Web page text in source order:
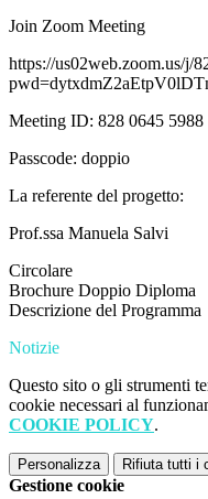
Join Zoom Meeting
https://us02web.zoom.us/j/
Meeting ID: 828 0645 5988
Passcode: doppio
La referente del progetto:
Prof.ssa Manuela Salvi
Circolare
Brochure Doppio Diploma
Descrizione del Programma
Notizie
Questo sito o gli strumenti
cookie necessari al
COOKIE POLICY.
Personalizza Rifiuta tutti i
Gestione cookie